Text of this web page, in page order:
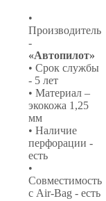
•
Производитель
-
«Автопилот»
• Срок службы
- 5 лет
• Материал –
экокожа 1,25
мм
• Наличие
перфорации -
есть
•
Совместимость
с Air-Bag - есть